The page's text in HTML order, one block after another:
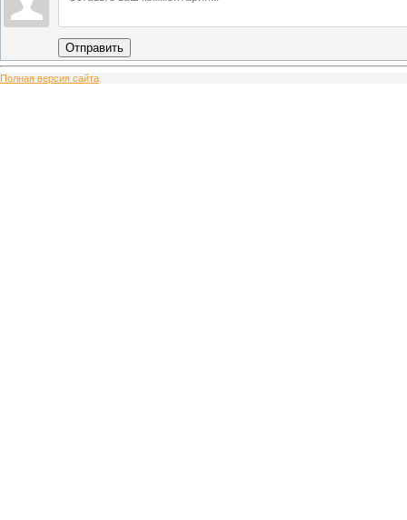
Отправить
Полная версия сайта